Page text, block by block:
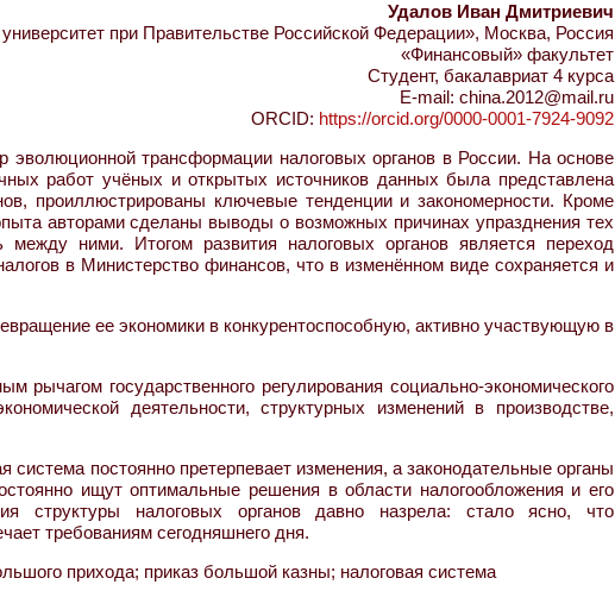
Удалов Иван Дмитриевич
при Правительстве Российской Федерации», Москва, Россия
«Финансовый» факультет
Студент, бакалавриат 4 курса
E-mail: china.2012@mail.ru
ORCID: https://orcid.org/0000-0001-7924-9092
эволюционной трансформации налоговых органов в России. На основе
работ учёных и открытых источников данных была представлена
проиллюстрированы ключевые тенденции и закономерности. Кроме
авторами сделаны выводы о возможных причинах упразднения тех
ними. Итогом развития налоговых органов является переход
в Министерство финансов, что в изменённом виде сохраняется и
ее экономики в конкурентоспособную, активно участвующую в
рычагом государственного регулирования социально-экономического
деятельности, структурных изменений в производстве,
система постоянно претерпевает изменения, а законодательные органы
ищут оптимальные решения в области налогообложения и его
структуры налоговых органов давно назрела: стало ясно, что
требованиям сегодняшнего дня.
прихода; приказ большой казны; налоговая система